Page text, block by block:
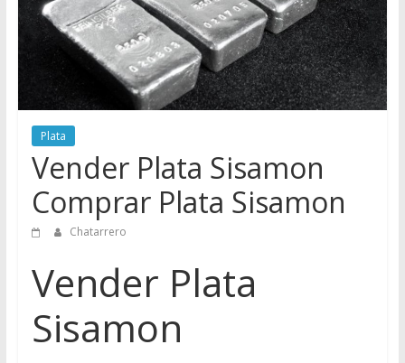
Chatarra
Directorio
Chatarreros
para
vender
Chatarra
Plata
Vender Plata Sisamon
Comprar Plata Sisamon
Chatarrero
Vender Plata
Sisamon